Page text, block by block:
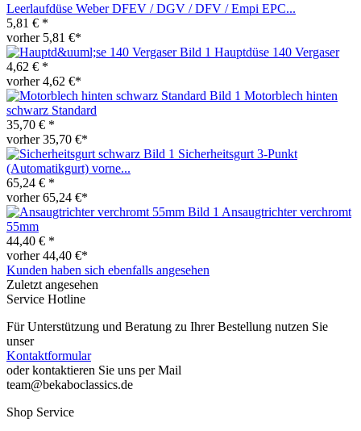
Leerlaufdüse Weber DFEV / DGV / DFV / Empi EPC...
5,81 € *
vorher 5,81 €*
Hauptdüse 140 Vergaser
4,62 € *
vorher 4,62 €*
Motorblech hinten
schwarz Standard
35,70 € *
vorher 35,70 €*
Sicherheitsgurt 3-Punkt
(Automatikgurt) vorne...
65,24 € *
vorher 65,24 €*
Ansaugtrichter verchromt
55mm
44,40 € *
vorher 44,40 €*
Kunden haben sich ebenfalls angesehen
Zuletzt angesehen
Service Hotline
Für Unterstützung und Beratung zu Ihrer Bestellung nutzen Sie
unser
Kontaktformular
oder kontaktieren Sie uns per Mail
team@bekaboclassics.de
Shop Service